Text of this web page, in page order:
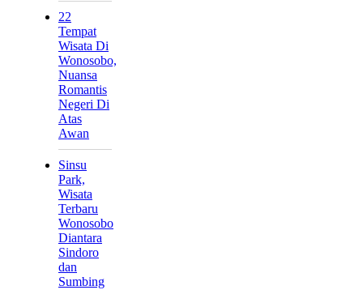
22
Tempat
Wisata Di
Wonosobo,
Nuansa
Romantis
Negeri Di
Atas
Awan
Sinsu
Park,
Wisata
Terbaru
Wonosobo
Diantara
Sindoro
dan
Sumbing